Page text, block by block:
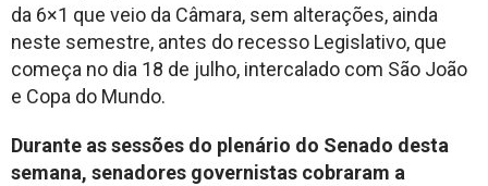
da 6×1 que veio da Câmara, sem alterações, ainda
neste semestre, antes do recesso Legislativo, que
começa no dia 18 de julho, intercalado com São João
e Copa do Mundo.
Durante as sessões do plenário do Senado desta
semana, senadores governistas cobraram a